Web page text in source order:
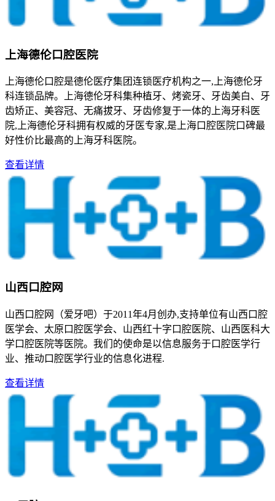
上海德伦口腔医院
上海德伦口腔是德伦医疗集团连锁医疗机构之一,上海德伦牙
科连锁品牌。上海德伦牙科集种植牙、烤瓷牙、牙齿美白、牙
齿矫正、美容冠、无痛拔牙、牙齿修复于一体的上海牙科医
院,上海德伦牙科拥有权威的牙医专家,是上海口腔医院口碑最
好性价比最高的上海牙科医院。
查看详情
山西口腔网
山西口腔网（爱牙吧）于2011年4月创办,支持单位有山西口腔
医学会、太原口腔医学会、山西红十字口腔医院、山西医科大
学口腔医院等医院。我们的使命是以信息服务于口腔医学行
业、推动口腔医学行业的信息化进程.
查看详情